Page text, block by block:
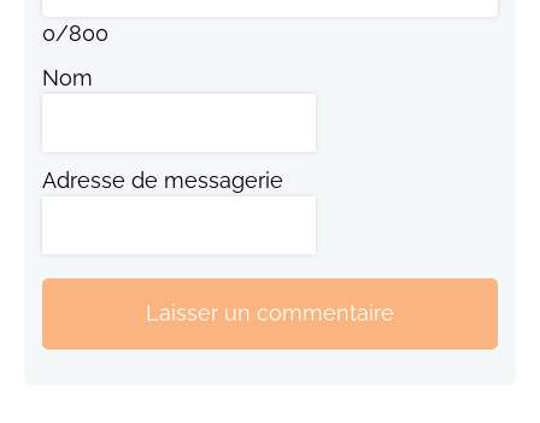
0/800
Nom
Adresse de messagerie
Laisser un commentaire